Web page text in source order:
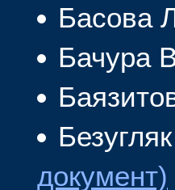
Басова
Бачура
документ)